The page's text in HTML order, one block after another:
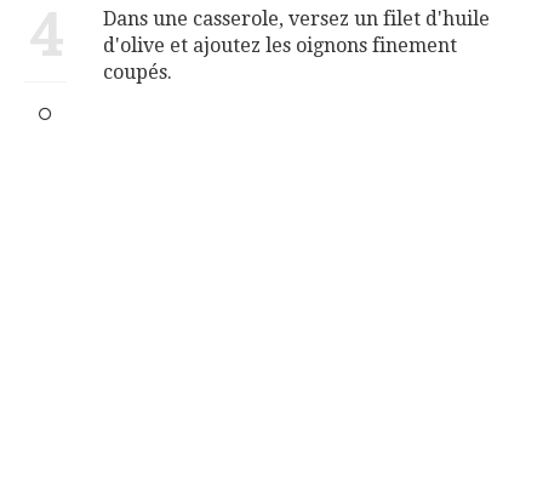
4
Dans une casserole, versez un filet d'huile
d'olive et ajoutez les oignons finement
coupés.